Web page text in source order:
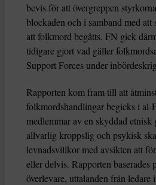
bevis för att övergreppen
blockaden och i samband med
att folkmord begåtts. FN gick
tidigare gjort vad gäller
Support Forces under
Rapporten kom fram till att
folkmordshandlingar begicks i al-
medlemmar av en skyddad etnisk
allvarlig kroppslig och psykisk
levnadsvillkor med avsikten att
eller delvis. Rapporten baserades
överlevare, uttalanden från